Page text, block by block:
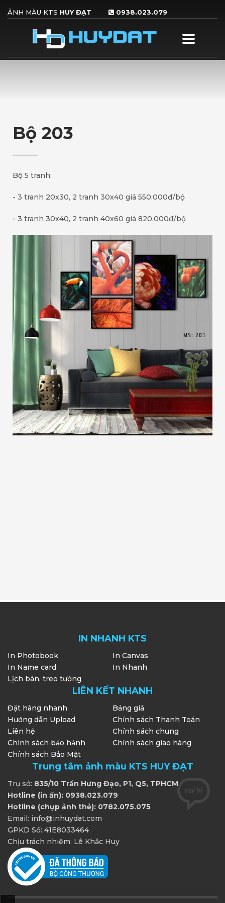
click nủt
ĐẶT HÀNG
2
Upload file
và điền thông
Hoàn
thành & chờ gọi
GIỜ LÀM VIỆC
Thứ 2-7
Nhận hàng online:
ẢNH MÀU KTS HUY ĐẠT 0938.023.079
Bộ 203
Bộ 5 tranh:
- 3 tranh 20x30, 2 tranh 30x40 giá 550.000đ/bộ
- 3 tranh 30x40, 2 tranh 40x60 giá 820.000đ/bộ
IN NHANH KTS
In Photobook
In Canvas
In Name card
In Nhanh
Lịch bàn, treo tường
LIÊN KẾT NHANH
Đặt hàng nhanh
Bảng giá
Hướng dẫn Upload
Chính sách Thanh Toán
Liên hệ
Chính sách chung
Chính sách bảo hảnh
Chính sách giao hàng
Chính sách Bảo Mật
Trung tâm ảnh màu KTS HUY ĐẠT
Trụ sở: 835/10 Trần Hưng Đạo, P1, Q5, TPHCM
Hotline (in ấn): 0938.023.079
Hotline (chụp ảnh thẻ): 0782.075.075
Email: info@inhuydat.com
GPKD Số: 41E8033464
Chịu trách nhiệm: Lê Khắc Huy